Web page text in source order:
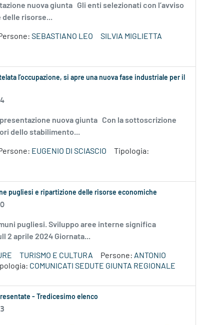
nuova giunta Gli enti selezionati con l’avviso
delle risorse...
SEBASTIANO LEO
SILVIA MIGLIETTA
l’occupazione, si apre una nuova fase industriale per il
nuova giunta Con la sottoscrizione
dello stabilimento...
EUGENIO DI SCIASCIO
Tipologia:
pugliesi e ripartizione delle risorse economiche
pugliesi. Sviluppo aree interne significa
2 aprile 2024 Giornata...
TURISMO E CULTURA Persone: ANTONIO
COMUNICATI SEDUTE GIUNTA REGIONALE
- Tredicesimo elenco